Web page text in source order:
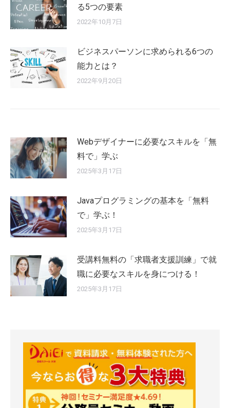
る5つの要素
2022年10月7日
ビジネスパーソンに求められる6つの
能力とは？
2022年9月20日
Webデザイナーに必要なスキルを「無
料で」学ぶ
2025年3月17日
Javaプログラミングの基本を「無料
で」学ぶ！
2025年3月17日
受講料無料の「求職者支援訓練」で就
職に必要なスキルを身につける！
2025年3月17日